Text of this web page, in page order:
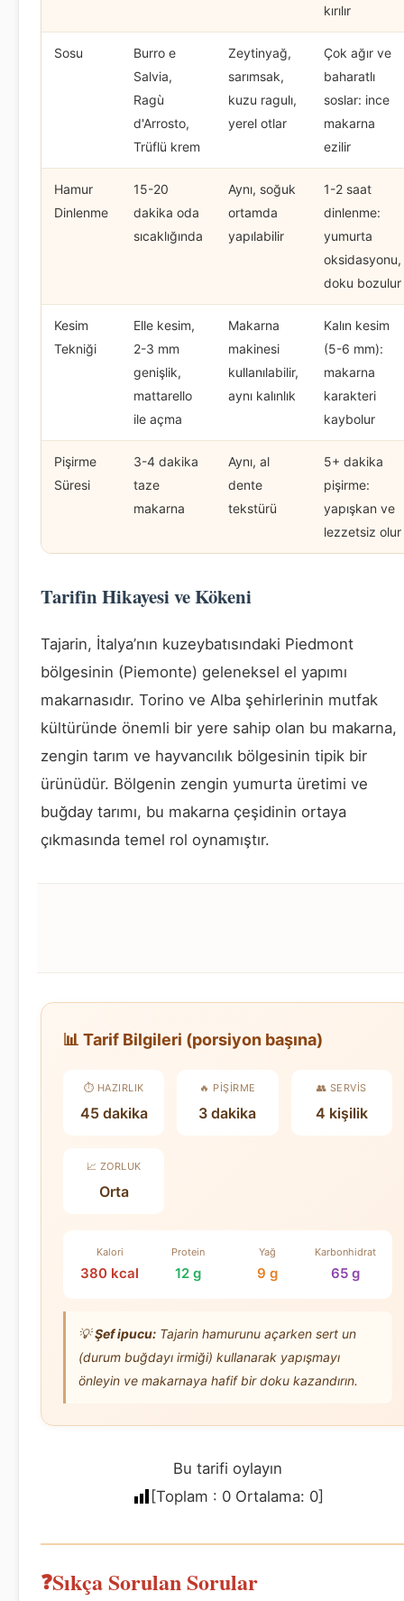
kırılır
Sosu
Burro e
Salvia,
Ragù
d'Arrosto,
Trüflü krem
Zeytinyağ,
sarımsak,
kuzu ragulı,
yerel otlar
Çok ağır ve
baharatlı
soslar: ince
makarna
ezilir
Hamur
Dinlenme
15-20
dakika oda
sıcaklığında
Aynı, soğuk
ortamda
yapılabilir
1-2 saat
dinlenme:
yumurta
oksidasyonu,
doku bozulur
Kesim
Tekniği
Elle kesim,
2-3 mm
genişlik,
mattarello
ile açma
Makarna
makinesi
kullanılabilir,
aynı kalınlık
Kalın kesim
(5-6 mm):
makarna
karakteri
kaybolur
Pişirme
Süresi
3-4 dakika
taze
makarna
Aynı, al
dente
tekstürü
5+ dakika
pişirme:
yapışkan ve
lezzetsiz olur
Tarifin Hikayesi ve Kökeni
Tajarin, İtalya’nın kuzeybatısındaki Piedmont
bölgesinin (Piemonte) geleneksel el yapımı
makarnasıdır. Torino ve Alba şehirlerinin mutfak
kültüründe önemli bir yere sahip olan bu makarna,
zengin tarım ve hayvancılık bölgesinin tipik bir
ürünüdür. Bölgenin zengin yumurta üretimi ve
buğday tarımı, bu makarna çeşidinin ortaya
çıkmasında temel rol oynamıştır.
📊 Tarif Bilgileri (porsiyon başına)
⏱️ HAZIRLIK
45 dakika
🔥 PIŞIRME
3 dakika
👥 SERVIS
4 kişilik
📈 ZORLUK
Orta
Kalori
380 kcal
Protein
12 g
Yağ
9 g
Karbonhidrat
65 g
💡Şef ipucu: Tajarin hamurunu açarken sert un
(durum buğdayı irmiği) kullanarak yapışmayı
önleyin ve makarnaya hafif bir doku kazandırın.
Bu tarifi oylayın
[Toplam : 0Ortalama: 0]
Sıkça Sorulan Sorular